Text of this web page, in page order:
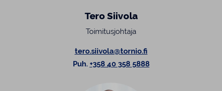
Tero Siivola
Toimitusjohtaja
tero.siivola@tornio.fi
Puh. +358 40 358 5888